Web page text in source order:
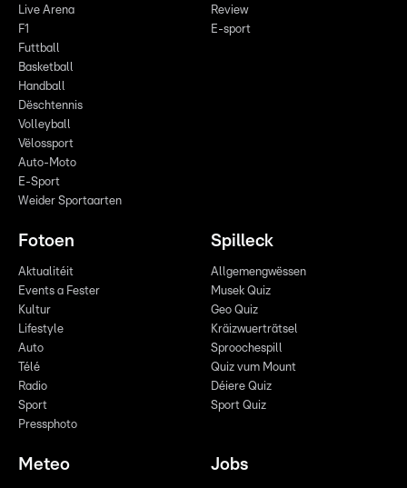
Live Arena
F1
Futtball
Basketball
Handball
Dëschtennis
Volleyball
Vëlossport
Auto-Moto
E-Sport
Weider Sportaarten
Review
E-sport
Fotoen
Aktualitéit
Events a Fester
Kultur
Lifestyle
Auto
Télé
Radio
Sport
Pressphoto
Spilleck
Allgemengwëssen
Musek Quiz
Geo Quiz
Kräizwuerträtsel
Sproochespill
Quiz vum Mount
Déiere Quiz
Sport Quiz
Meteo Jobs